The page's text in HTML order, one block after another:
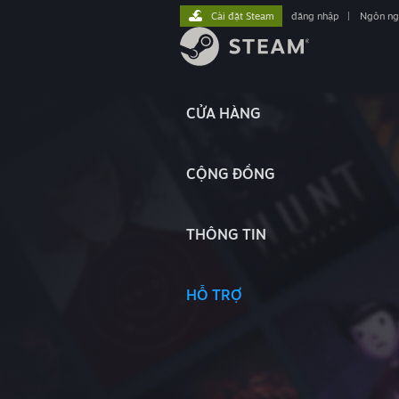
CỬA HÀNG
CỘNG ĐỒNG
THÔNG TIN
HỖ TRỢ
Cài đặt Steam đăng nhập Ngôn